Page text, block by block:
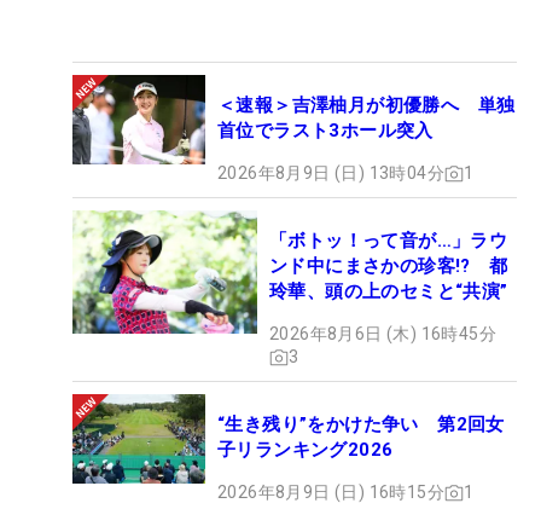
＜速報＞吉澤柚月が初優勝へ 単独
首位でラスト3ホール突入
2026年8月9日 (日) 13時04分 1
「ボトッ！って音が…」ラウ
ンド中にまさかの珍客!? 都
玲華、頭の上のセミと“共演”
2026年8月6日 (木) 16時45分
3
“生き残り”をかけた争い 第2回女
子リランキング2026
2026年8月9日 (日) 16時15分 1